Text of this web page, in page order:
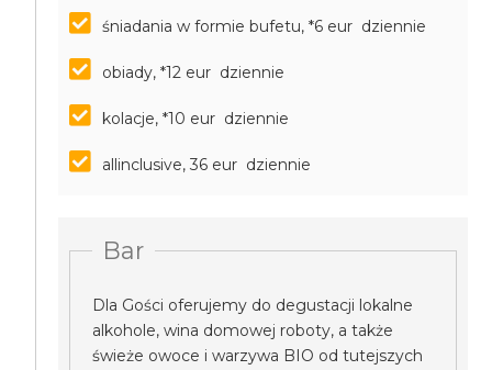
śniadania w formie bufetu, *6 eur dziennie
obiady, *12 eur dziennie
kolacje, *10 eur dziennie
allinclusive, 36 eur dziennie
Bar
Dla Gości oferujemy do degustacji lokalne
alkohole, wina domowej roboty, a także
świeże owoce i warzywa BIO od tutejszych